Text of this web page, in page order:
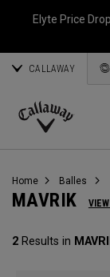
Elyte Price
CALLAWAY
Callaway
Home Balles
MAVRIK
2 Results in